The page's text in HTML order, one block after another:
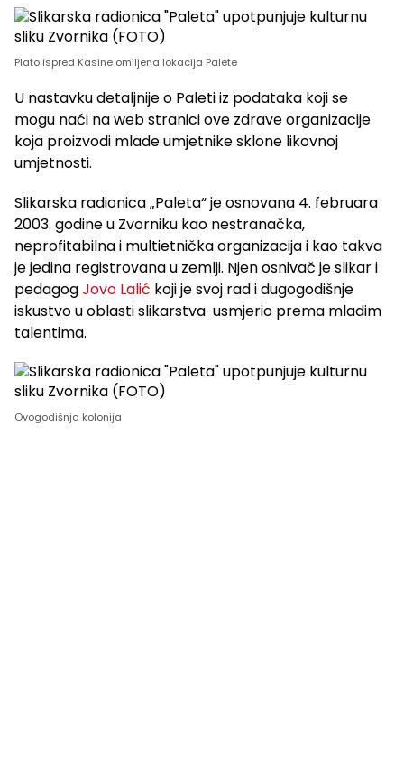
Plato ispred Kasine omiljena lokacija Palete
U nastavku detaljnije o Paleti iz podataka koji se
mogu naći na web stranici ove zdrave organizacije
koja proizvodi mlade umjetnike sklone likovnoj
umjetnosti.
Slikarska radionica „Paleta“ je osnovana 4. februara
2003. godine u Zvorniku kao nestranačka,
neprofitabilna i multietnička organizacija i kao takva
je jedina registrovana u zemlji. Njen osnivač je slikar i
pedagogJovo Lalić koji je svoj rad i dugogodišnje
iskustvo u oblasti slikarstva usmjerio prema mladim
talentima.
Ovogodišnja kolonija